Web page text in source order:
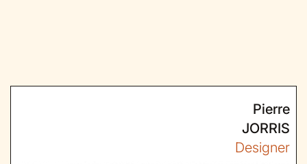
Pierre
JORRIS
Designer